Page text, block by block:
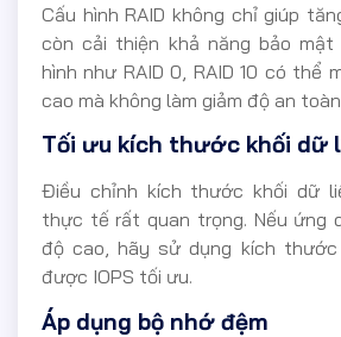
Cấu hình RAID không chỉ giúp
còn cải thiện khả năng bảo mật
hình như RAID 0, RAID 10 có thể
cao mà không làm giảm độ an
Tối ưu kích thước khối dữ
Điều chỉnh kích thước khối dữ
thực tế rất quan trọng. Nếu ứng
độ cao, hãy sử dụng kích
được IOPS tối ưu.
Áp dụng bộ nhớ đệm